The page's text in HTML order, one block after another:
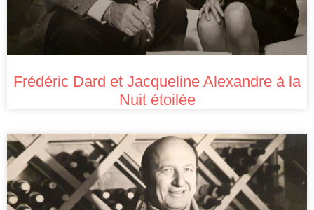
Frédéric Dard et Jacqueline Alexandre à la
Nuit étoilée